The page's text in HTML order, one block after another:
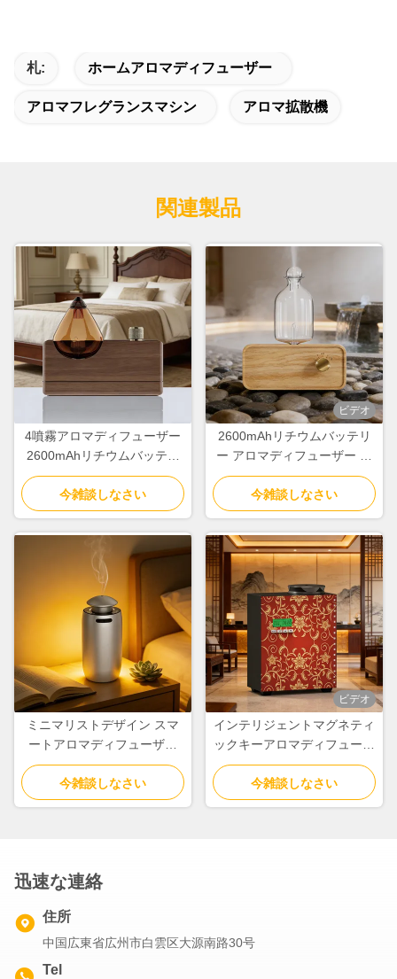
札: ホームアロマディフューザー
アロマフレグランスマシン アロマ拡散機
関連製品
4噴霧アロマディフューザー
2600mAhリチウムバッテリ
ー アロマテラピーディフュ
ーザー 家庭用
今雑談しなさい
ビデオ
2600mAhリチウムバッテリ
ー アロマディフューザー ミ
ニマリスト冷風式アロマディ
フューザー
今雑談しなさい
ミニマリストデザイン スマ
ートアロマディフューザー
アルミニウム合金 冷風拡散
機能付き
今雑談しなさい
ビデオ
インテリジェントマグネティ
ックキーアロマディフューザ
ーマシン アルミニウム合金
ノズル付き
今雑談しなさい
迅速な連絡
住所
中国広東省広州市白雲区大源南路30号
Tel